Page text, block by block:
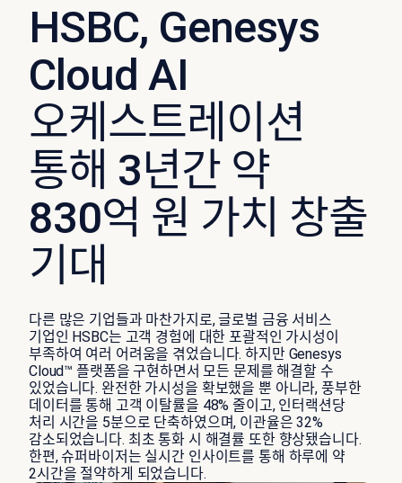
HSBC, Genesys
Cloud AI
오케스트레이션
통해 3년간 약
830억 원 가치 창출
기대
다른 많은 기업들과 마찬가지로, 글로벌 금융 서비스
기업인 HSBC는 고객 경험에 대한 포괄적인 가시성이
부족하여 여러 어려움을 겪었습니다. 하지만 Genesys
Cloud™ 플랫폼을 구현하면서 모든 문제를 해결할 수
있었습니다. 완전한 가시성을 확보했을 뿐 아니라, 풍부한
데이터를 통해 고객 이탈률을 48% 줄이고, 인터랙션당
처리 시간을 5분으로 단축하였으며, 이관율은 32%
감소되었습니다. 최초 통화 시 해결률 또한 향상됐습니다.
한편, 슈퍼바이저는 실시간 인사이트를 통해 하루에 약
2시간을 절약하게 되었습니다.